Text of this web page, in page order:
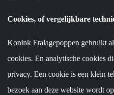
Cookies, of vergelijkbare
Konink Etalagepoppen gebruikt
cookies. En analytische cookies
privacy. Een cookie is een klein
bezoek aan deze website wordt